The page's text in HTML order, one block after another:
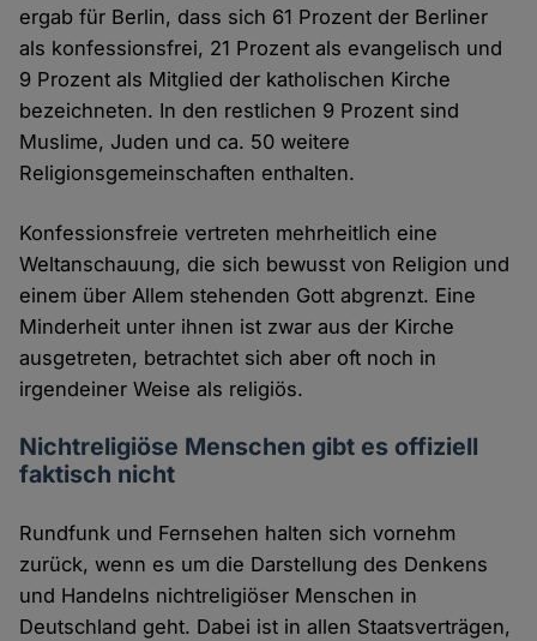
ergab für Berlin, dass sich 61 Prozent der Berliner
als konfessionsfrei, 21 Prozent als evangelisch und
9 Prozent als Mitglied der katholischen Kirche
bezeichneten. In den restlichen 9 Prozent sind
Muslime, Juden und ca. 50 weitere
Religionsgemeinschaften enthalten.
Konfessionsfreie vertreten mehrheitlich eine
Weltanschauung, die sich bewusst von Religion und
einem über Allem stehenden Gott abgrenzt. Eine
Minderheit unter ihnen ist zwar aus der Kirche
ausgetreten, betrachtet sich aber oft noch in
irgendeiner Weise als religiös.
Nichtreligiöse Menschen gibt es offiziell
faktisch nicht
Rundfunk und Fernsehen halten sich vornehm
zurück, wenn es um die Darstellung des Denkens
und Handelns nichtreligiöser Menschen in
Deutschland geht. Dabei ist in allen Staatsverträgen,